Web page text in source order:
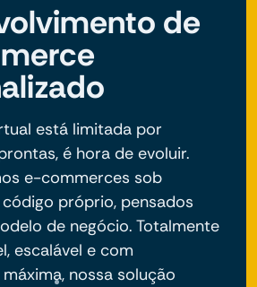
de
está limitada por
é hora de evoluir.
e-commerces sob
próprio, pensados
de negócio. Totalmente
escalável e com
nossa solução